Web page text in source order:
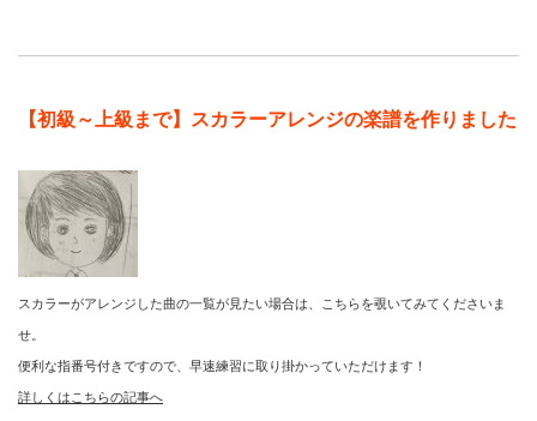
【初級～上級まで】スカラーアレンジの楽譜を作りました
スカラーがアレンジした曲の一覧が見たい場合は、こちらを覗いてみてくださいま
せ。
便利な指番号付きですので、早速練習に取り掛かっていただけます！
詳しくはこちらの記事へ